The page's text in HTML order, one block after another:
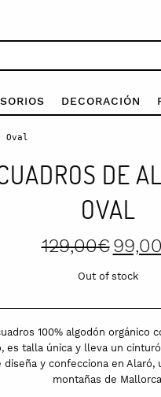
DECORACIÓN
DE
OVAL
129,00€ Original
price
99,00
Out of stock
100% algodón orgánico
es talla única y lleva un
diseña y confecciona en
montañas de